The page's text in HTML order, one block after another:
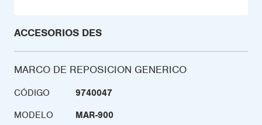
ACCESORIOS DES
MARCO DE REPOSICION GENERICO
CÓDIGO
9740047
MODELO
MAR-900